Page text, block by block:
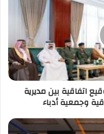
اتفاقية بين مديرية
وجمعية أدباء